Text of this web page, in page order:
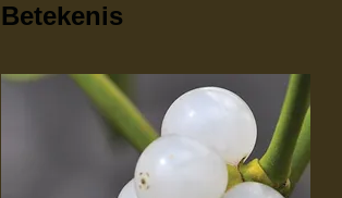
Betekenis